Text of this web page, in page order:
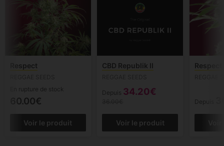
Respect
En rupture de stock
60.00€
Voir le produit
CBD Republik II
Depuis 34.20€
Voir le produit
Respect
Depuis